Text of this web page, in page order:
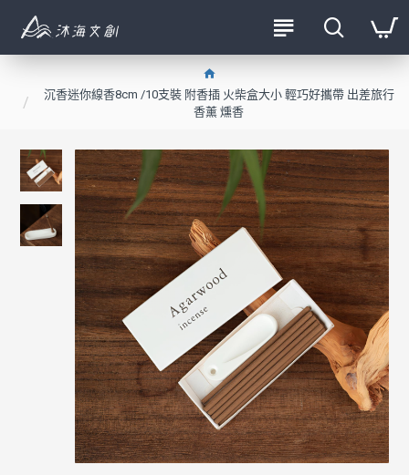
沉香迷你線香8cm /10支裝 附香插 火柴盒大小 輕巧好攜帶 出差旅行
香薰 燻香